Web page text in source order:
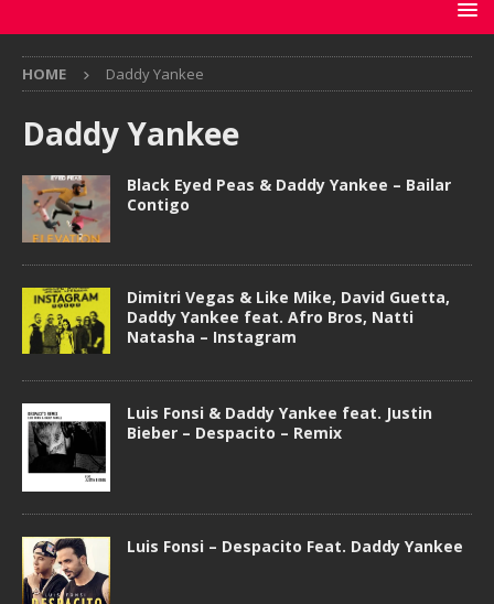
HOME Daddy Yankee
Daddy Yankee
Black Eyed Peas & Daddy Yankee – Bailar
Contigo
Dimitri Vegas & Like Mike, David Guetta,
Daddy Yankee feat. Afro Bros, Natti
Natasha – Instagram
Luis Fonsi & Daddy Yankee feat. Justin
Bieber – Despacito – Remix
Luis Fonsi – Despacito Feat. Daddy Yankee